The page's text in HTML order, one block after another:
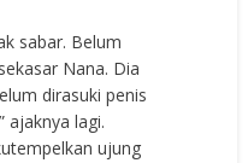
sabar. Belum
Nana. Dia
dirasuki penis
ajaknya lagi.
ujung